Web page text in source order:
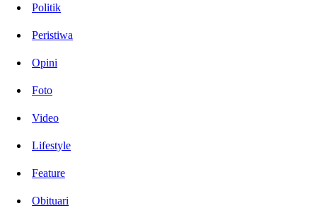
Politik
Peristiwa
Opini
Foto
Video
Lifestyle
Feature
Obituari